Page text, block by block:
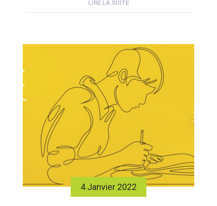
Les exemples ne manquent d’ailleurs pas qui
LIRE LA SUITE
4 Janvier 2022